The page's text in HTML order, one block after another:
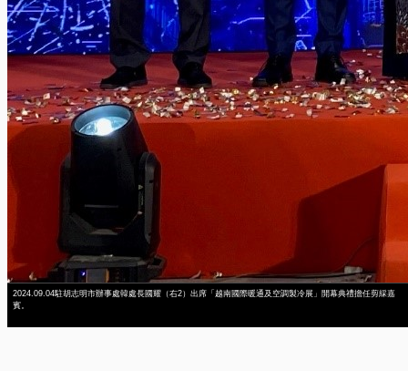
2024.09.04駐胡志明市辦事處韓處長國耀（右2）出席「越南國際暖通及空調製冷展」開幕典禮擔任剪綵嘉
賓。